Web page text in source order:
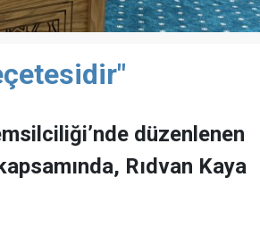
düzenlenen
Rıdvan Kaya